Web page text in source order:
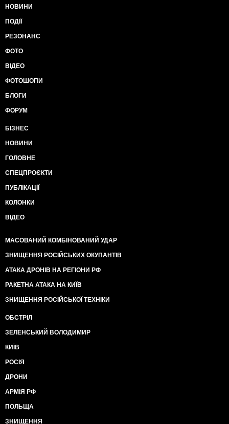
НОВИНИ
ПОДІЇ
РЕЗОНАНС
ФОТО
ВІДЕО
ФОТОШОПИ
БЛОГИ
ФОРУМ
БІЗНЕС
НОВИНИ
ГОЛОВНЕ
СПЕЦПРОЄКТИ
ПУБЛІКАЦІЇ
КОЛОНКИ
ВІДЕО
МАСОВАНИЙ КОМБІНОВАНИЙ УДАР
ЗНИЩЕННЯ РОСІЙСЬКИХ ОКУПАНТІВ
АТАКА ДРОНІВ НА РЕГІОНИ РФ
РАКЕТНА АТАКА НА КИЇВ
ЗНИЩЕННЯ РОСІЙСЬКОЇ ТЕХНІКИ
ОБСТРІЛ
ЗЕЛЕНСЬКИЙ ВОЛОДИМИР
КИЇВ
РОСІЯ
ДРОНИ
АРМІЯ РФ
ПОЛЬЩА
ЗНИЩЕННЯ